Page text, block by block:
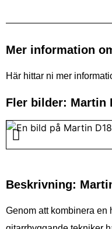
Mer information
Här hittar ni mer
Fler bilder: Martin
Beskrivning:
Genom att kombinera en